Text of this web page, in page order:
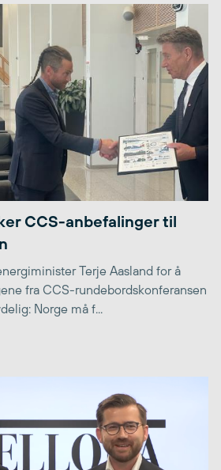
CCS-anbefalinger til
Terje Aasland for å
fra CCS-rundebordskonferansen
Norge må f...